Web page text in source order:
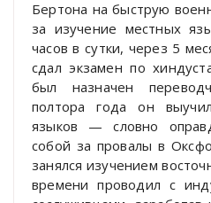
Бертона на быструю
за изучение местных
часов в сутки, через 5
сдал экзамен по
был назначен
полтора года он
языков — словно
собой за провалы в
занялся изучением
времени проводил с